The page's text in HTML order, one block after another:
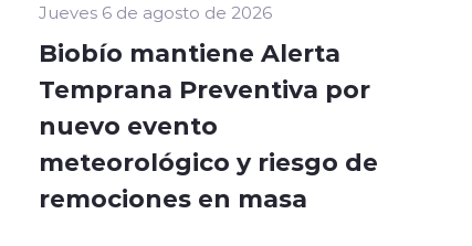
Jueves 6 de agosto de 2026
Biobío mantiene Alerta
Temprana Preventiva por
nuevo evento
meteorológico y riesgo de
remociones en masa